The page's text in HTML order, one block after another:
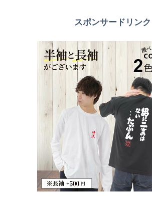
スポンサードリンク